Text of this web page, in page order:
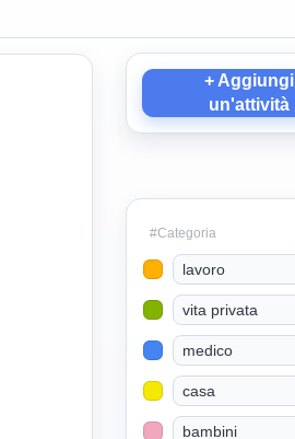
+ Aggiungi
un'attività
#Categoria